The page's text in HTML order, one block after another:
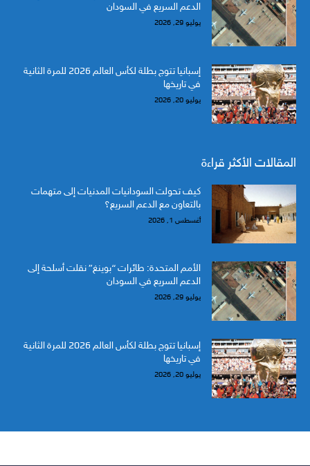
الدعم السريع في السودان
يوليو 29, 2026
إسبانيا تتوج بطلة لكأس العالم 2026 للمرة الثانية
في تاريخها
يوليو 20, 2026
المقالات الأكثر قراءة
كيف تحولت السودانيات المدنيات إلى متهمات
بالتعاون مع الدعم السريع؟
أغسطس 1, 2026
الأمم المتحدة: طائرات “بوينغ” نقلت أسلحة إلى
الدعم السريع في السودان
يوليو 29, 2026
إسبانيا تتوج بطلة لكأس العالم 2026 للمرة الثانية
في تاريخها
يوليو 20, 2026